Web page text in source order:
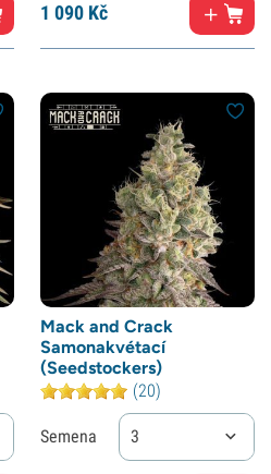
1 090 Kč
Mack and Crack
Samonakvétací
(Seedstockers)
(20)
Semena 3